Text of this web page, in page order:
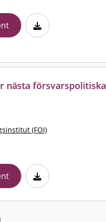
nästa försvarspolitiska
(FOI)